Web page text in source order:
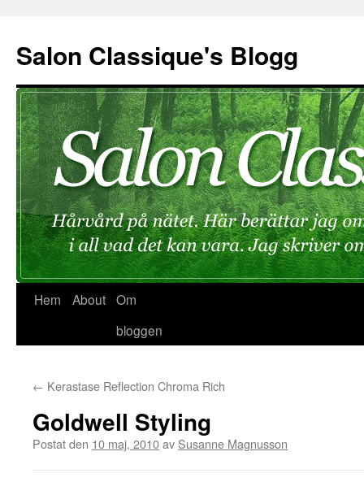
innehåll
Salon Classique's Blogg
Hem About Om
bloggen
← Kerastase Reflection Chroma Rich
Goldwell Styling
Postat den 10 maj, 2010av Susanne Magnusson